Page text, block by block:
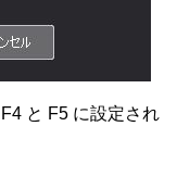
と F5 に設定され